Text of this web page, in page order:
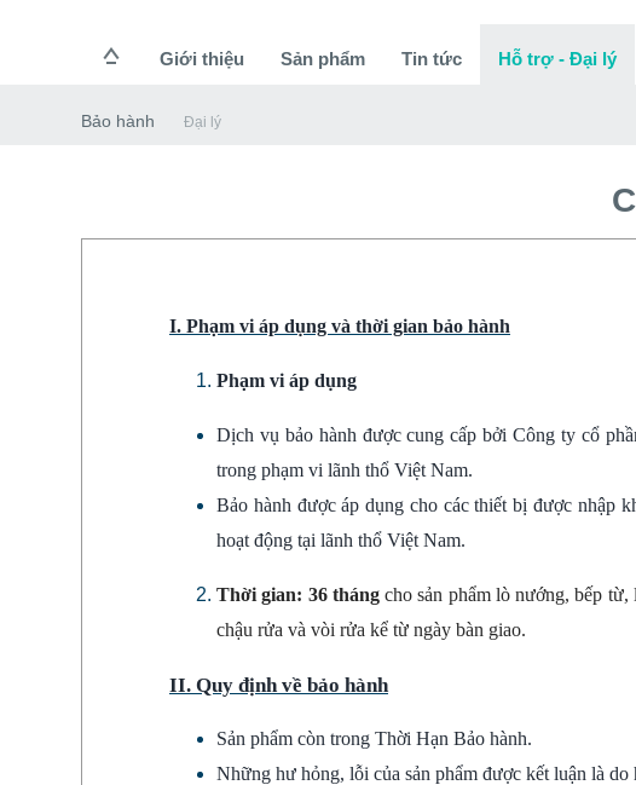
Giới thiệu Sản phẩm Tin tức Hỗ trợ - Đại lý
Bảo hành Đại lý
I. Phạm vi áp dụng và thời gian bảo hành
Phạm vi áp dụng
Dịch vụ bảo hành được cung cấp bởi Công ty cổ
trong phạm vi lãnh thổ Việt Nam.
Bảo hành được áp dụng cho các thiết bị được nhập
hoạt động tại lãnh thổ Việt Nam.
Thời gian: 36 thángcho sản phẩm lò nướng, bếp
chậu rửa và vòi rửa kể từ ngày bàn giao.
II. Quy định về bảo hành
Sản phẩm còn trong Thời Hạn Bảo hành.
Những hư hỏng, lỗi của sản phẩm được kết luận là